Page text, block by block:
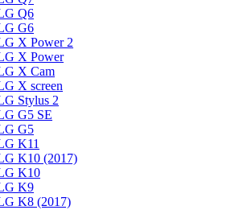
Q6
G6
X Power 2
X Power
X Cam
X screen
Stylus 2
G5 SE
G5
K11
K10 (2017)
K10
K9
K8 (2017)